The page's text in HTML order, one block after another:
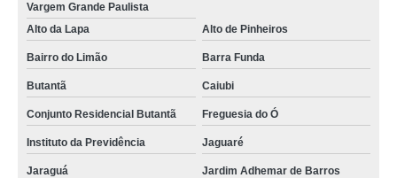
Vargem Grande Paulista
Alto da Lapa
Alto de Pinheiros
Bairro do Limão Barra Funda
Butantã Caiubi
Conjunto Residencial Butantã Freguesia do Ó
Instituto da Previdência Jaguaré
Jaraguá Jardim Adhemar de Barros